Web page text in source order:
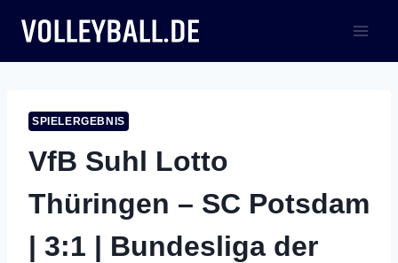
Inhalt
springen
SPIELERGEBNIS
VfB Suhl Lotto
Thüringen – SC Potsdam
| 3:1 | Bundesliga der